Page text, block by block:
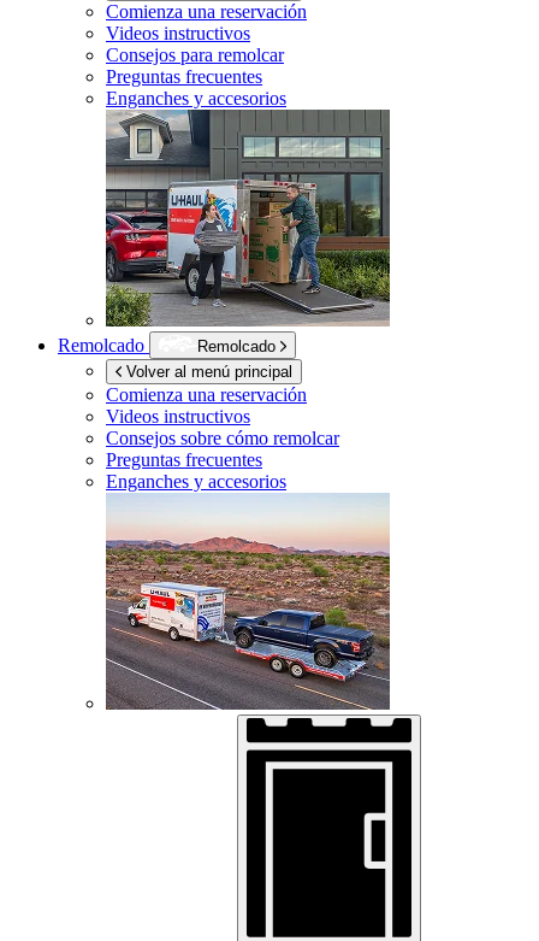
Comienza una reservación
Videos instructivos
Consejos para remolcar
Preguntas frecuentes
Enganches y accesorios
Remolcado
Remolcado
Volver al menú principal
Comienza una reservación
Videos instructivos
Consejos sobre cómo remolcar
Preguntas frecuentes
Enganches y accesorios